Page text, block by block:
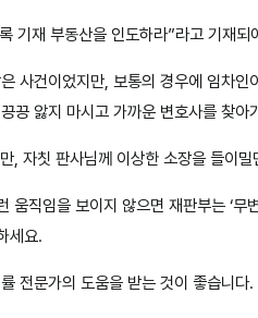
기재 부동산을 인도하라”라고 기재
사건이었지만, 보통의 경우에 임차
끙 앓지 마시고 가까운 변호사를 찾아
, 자칫 판사님께 이상한 소장을 들이
움직임을 보이지 않으면 재판부는 ‘
세요.
전문가의 도움을 받는 것이 좋습니다.